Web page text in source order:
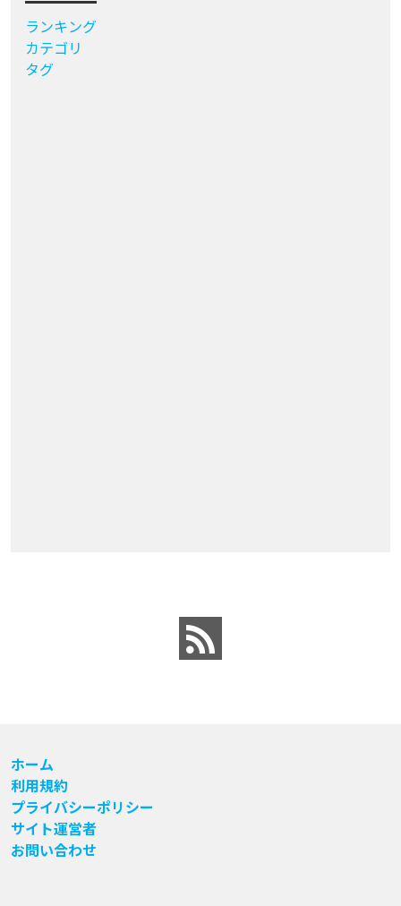
ランキング
カテゴリ
タグ
ホーム
利用規約
プライバシーポリシー
サイト運営者
お問い合わせ